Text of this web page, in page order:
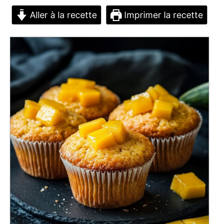
Aller à la recette Imprimer la recette